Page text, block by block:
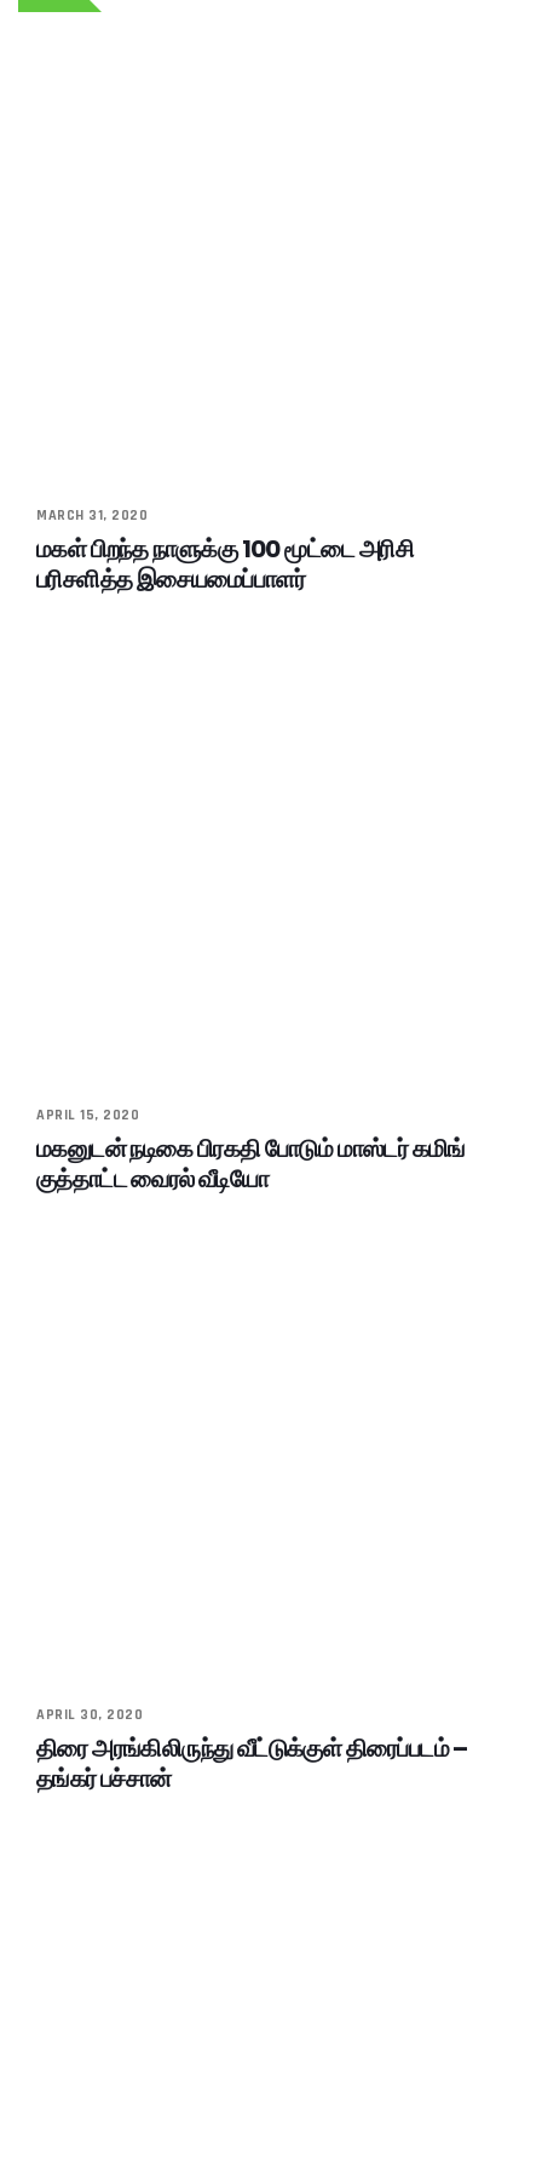
MARCH 31, 2020
மகள் பிறந்த நாளுக்கு 100 மூட்டை அரிசி
பரிசளித்த இசையமைப்பாளர்
APRIL 15, 2020
மகனுடன் நடிகை பிரகதி போடும் மாஸ்டர் கமிங்
குத்தாட்ட வைரல் வீடியோ
APRIL 30, 2020
திரை அரங்கிலிருந்து வீட்டுக்குள் திரைப்படம் –
தங்கர் பச்சான்